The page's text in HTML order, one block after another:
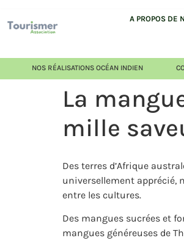
A PROPOS DE
NOS RÉALISATIONS OCÉAN INDIEN
La
mille
Des terres d’Afrique
universellement apprécié,
entre les cultures.
Des mangues sucrées et
mangues généreuses de